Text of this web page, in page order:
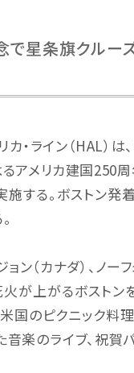
で星条旗クルー
カ・ライン（HAL）は
るアメリカ建国250
施する。ボストン
ン（カナダ）、ノー
火が上がるボストン
国のピクニック料理
音楽のライブ、祝賀